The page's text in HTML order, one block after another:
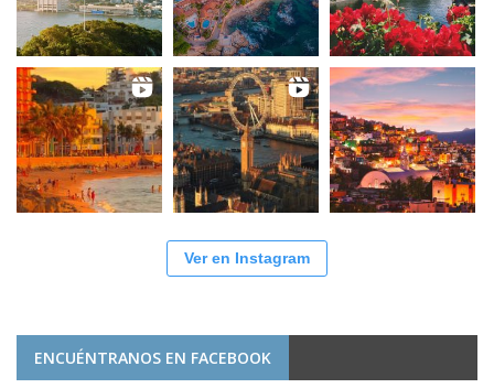
Ver en Instagram
ENCUÉNTRANOS EN FACEBOOK